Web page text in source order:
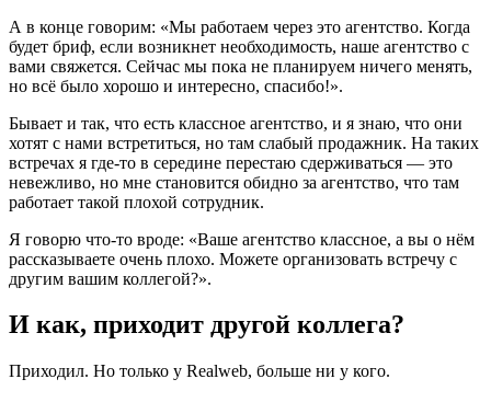
А в конце говорим: «Мы работаем через это агентство. Когда
будет бриф, если возникнет необходимость, наше агентство с
вами свяжется. Сейчас мы пока не планируем ничего менять,
но всё было хорошо и интересно, спасибо!».
Бывает и так, что есть классное агентство, и я знаю, что они
хотят с нами встретиться, но там слабый продажник. На таких
встречах я где-то в середине перестаю сдерживаться — это
невежливо, но мне становится обидно за агентство, что там
работает такой плохой сотрудник.
Я говорю что-то вроде: «Ваше агентство классное, а вы о нём
рассказываете очень плохо. Можете организовать встречу с
другим вашим коллегой?».
И как, приходит другой коллега?
Приходил. Но только у Realweb, больше ни у кого.